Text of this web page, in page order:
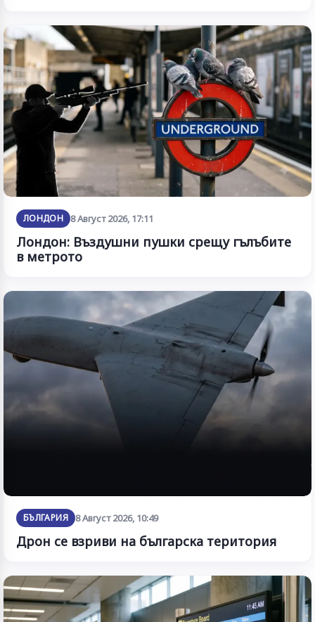
ЛОНДОН 8 Август 2026, 17:11
Лондон: Въздушни пушки срещу гълъбите
в метрото
БЪЛГАРИЯ 8 Август 2026, 10:49
Дрон се взриви на българска територия